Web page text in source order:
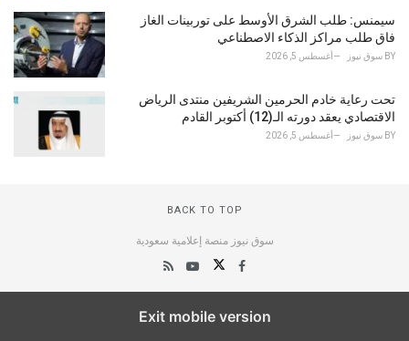
سيمنس: طلب الشرق الأوسط على توربينات الغاز
فاق طلب مراكز الذكاء الاصطناعي
BY سوق نيوز أغسطس 5, 2026
تحت رعاية خادم الحرمين الشريفين منتدى الرياض
الاقتصادي يعقد دورته الـ(12) أكتوبر القادم
BY سوق نيوز أغسطس 5, 2026
BACK TO TOP
سوق نيوز منصة إعلامية سعودية
Exit mobile version